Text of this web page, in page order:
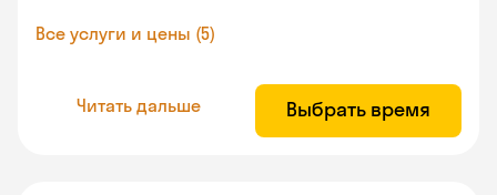
Все услуги и цены (5)
Читать дальше Выбрать время